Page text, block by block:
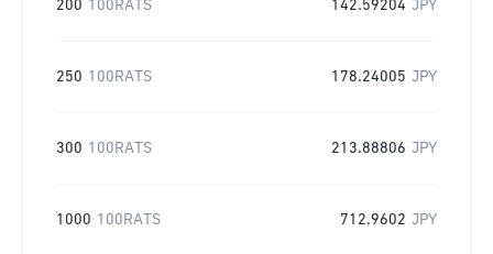
200 100RATS 142.59204 JPY
250 100RATS 178.24005 JPY
300 100RATS 213.88806 JPY
1000 100RATS 712.9602 JPY